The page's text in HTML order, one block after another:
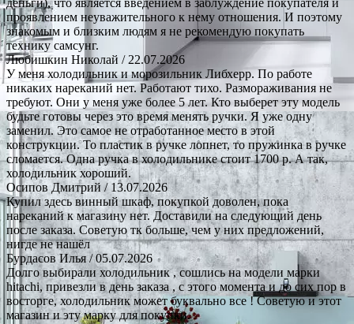
проявлением неуважительного к нему отношения. И поэтому
знакомым и близким людям я не рекомендую покупать
технику самсунг.
Любишкин Николай / 22.07.2026
У меня холодильник и морозильник Либхерр. По работе
никаких нареканий нет. Работают тихо. Размораживания не
требуют. Они у меня уже более 5 лет. Кто выберет эту модель
будьте готовы через это время менять ручки. Я уже одну
заменил. Это самое не отработанное место в этой
конструкции. То пластик в ручке лопнет, то пружинка в ручке
сломается. Одна ручка в холодильнике стоит 1700 р. А так,
холодильник хороший.
Осипов Дмитрий / 13.07.2026
Купил здесь винный шкаф, покупкой доволен, пока
нареканий к магазину нет. Доставили на следующий день
после заказа. Советую тк больше, чем у них предложений,
нигде не нашёл
Бурдасов Илья/ 05.07.2026
Долго выбирали холодильник , сошлись на модели марки
hitachi, привезли в день заказа , с этого момента и до сих пор в
восторге, холодильник может буквально все ! Советую и этот
магазин и эту марку для покупки.